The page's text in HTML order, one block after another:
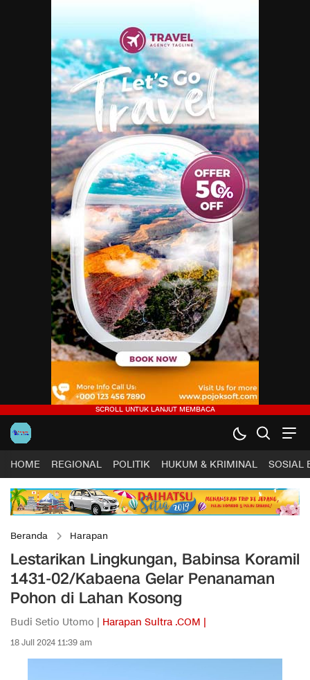
HOME REGIONAL POLITIK HUKUM & KRIMINAL SOSIAL
Beranda Harapan
Lestarikan Lingkungan, Babinsa Koramil
1431-02/Kabaena Gelar Penanaman
Pohon di Lahan Kosong
Budi Setio Utomo | Harapan Sultra .COM |
18 Juli 2024 11:39 am